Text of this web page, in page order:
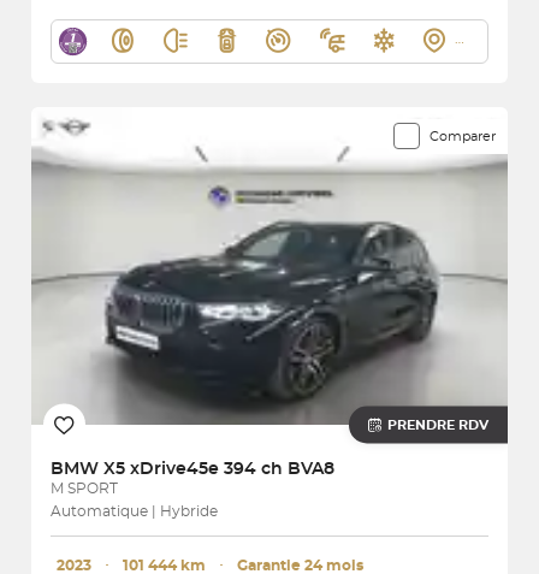
Comparer
PRENDRE RDV
BMW X5 xDrive45e 394 ch BVA8
M SPORT
Automatique | Hybride
2023 ･ 101 444 km ･ Garantie 24 mois